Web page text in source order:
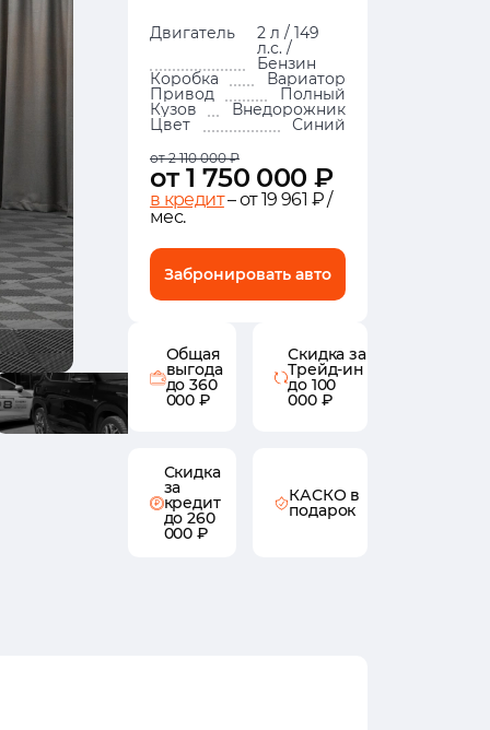
Двигатель 2 л / 149
л.с. /
Бензин
Коробка Вариатор
Привод Полный
Кузов Внедорожник
Цвет Синий
от 2 110 000 ₽
от 1 750 000 ₽
в кредит– от 19 961 ₽ /
мес.
Забронировать авто
Общая
выгода
до 360
000 ₽
Скидка за
Трейд-ин
до 100
000 ₽
Скидка
за
кредит
до 260
000 ₽
КАСКО в
подарок